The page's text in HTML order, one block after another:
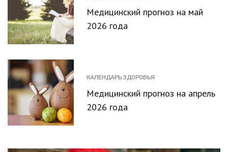
Медицинский прогноз на май
2026 года
КАЛЕНДАРЬ ЗДОРОВЬЯ
Медицинский прогноз на апрель
2026 года